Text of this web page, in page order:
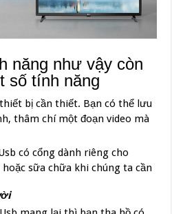
năng như vậy còn
số tính năng
bị cần thiết. Bạn có thể lưu
thâm chí một đoạn video mà
có cổng dành riêng cho
sữa chữa khi chúng ta cần